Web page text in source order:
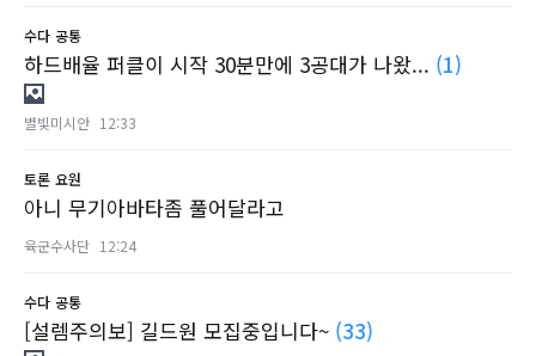
수다 공통
하드배율 퍼클이 시작 30분만에 3공대가 나왔... (1)
별빛미시안 12:33
토론 요원
아니 무기아바타좀 풀어달라고
육군수사단 12:24
수다 공통
[설렘주의보] 길드원 모집중입니다~ (33)